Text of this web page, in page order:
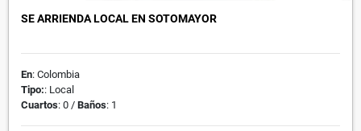
SE ARRIENDA LOCAL EN SOTOMAYOR
En: Colombia
Tipo:: Local
Cuartos: 0 / Baños: 1